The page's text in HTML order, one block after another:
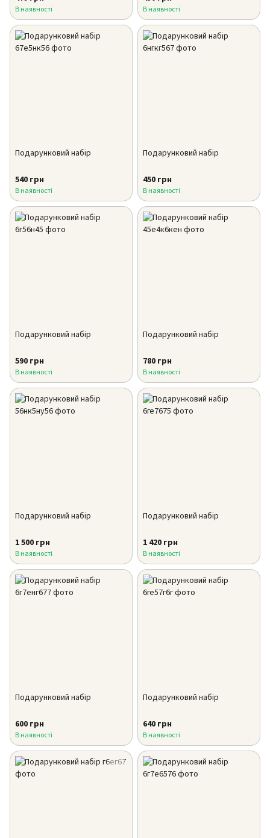
В наявності В наявності
Подарунковий набір
540 грн
В наявності
Подарунковий набір
450 грн
В наявності
Подарунковий набір
590 грн
В наявності
Подарунковий набір
780 грн
В наявності
Подарунковий набір
1 500 грн
В наявності
Подарунковий набір
1 420 грн
В наявності
Подарунковий набір
600 грн
В наявності
Подарунковий набір
640 грн
В наявності